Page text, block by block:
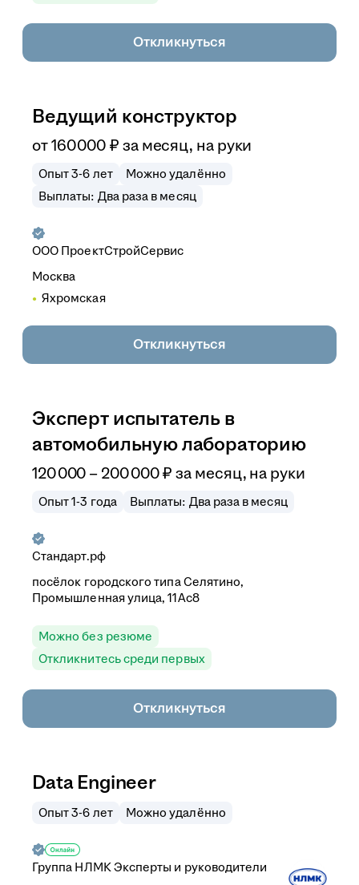
Откликнуться
Ведущий конструктор
от160 000 ₽ за месяц, на руки
Опыт 3-6 лет
Можно удалённо
Выплаты: Два раза в месяц
ООО ПроектСтройСервис
Москва
Яхромская
Откликнуться
Эксперт испытатель в
автомобильную лабораторию
120 000 – 200 000₽ за месяц, на руки
Опыт 1-3 года Выплаты: Два раза в месяц
Стандарт.рф
посёлок городского типа Селятино,
Промышленная улица, 11Ас8
Можно без резюме
Откликнитесь среди первых
Откликнуться
Data Engineer
Опыт 3-6 лет Можно удалённо
Группа НЛМК Эксперты и руководители